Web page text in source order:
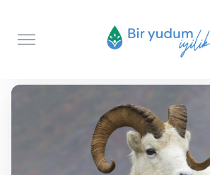
Ruhuna Kurban